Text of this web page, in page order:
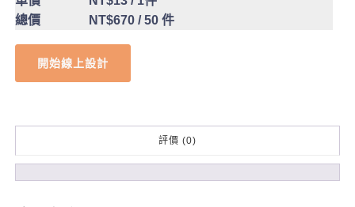
總價
NT$670/ 50 件
開始線上設計
評價 (0)